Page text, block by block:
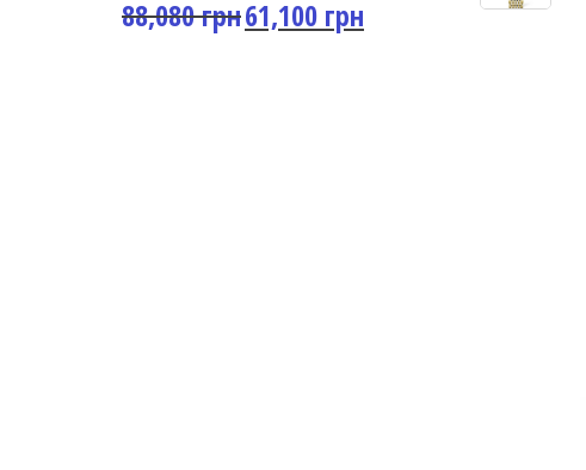
f
5
0
o
R
88,080грн61,100 грн